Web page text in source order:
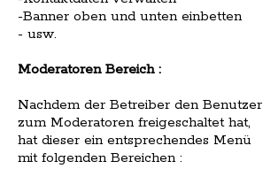
-Banner oben und unten einbetten
- usw.
Moderatoren Bereich :
Nachdem der Betreiber den Benutzer
zum Moderatoren freigeschaltet hat,
hat dieser ein entsprechendes Menü
mit folgenden Bereichen :